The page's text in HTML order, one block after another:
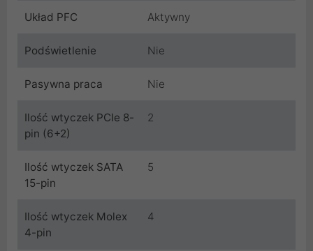
Układ PFC Aktywny
Podświetlenie Nie
Pasywna praca Nie
Ilość wtyczek PCIe 8-
pin (6+2)
2
Ilość wtyczek SATA
15-pin
5
Ilość wtyczek Molex
4-pin
4